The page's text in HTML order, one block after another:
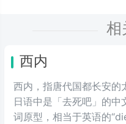
相
西内
西内，指唐代国都长安的
日语中是「去死吧」的中
词原型，相当于英语的